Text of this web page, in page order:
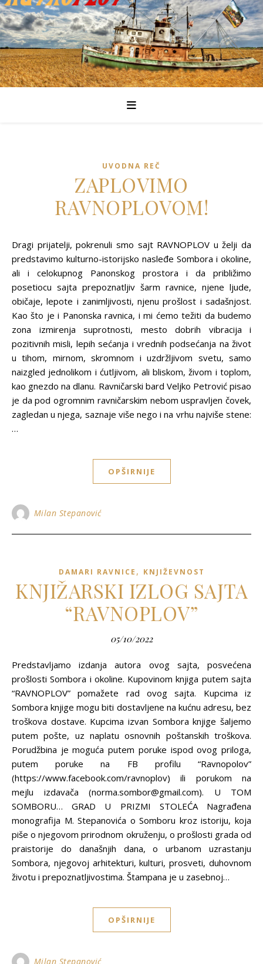
UVODNA REČ
ZAPLOVIMO
RAVNOPLOVOM!
Dragi prijatelji, pokrenuli smo sajt RAVNOPLOV u želji da
predstavimo kulturno-istorijsko nasleđe Sombora i okoline,
ali i celokupnog Panonskog prostora i da približimo
posetiocu sajta prepoznatljiv šarm ravnice, njene ljude,
običaje, lepote i zanimljivosti, njenu prošlost i sadašnjost.
Kao što je i Panonska ravnica, i mi ćemo težiti da budemo
zona izmirenja suprotnosti, mesto dobrih vibracija i
pozitivnih misli, lepih sećanja i vrednih podsećanja na život
u tihom, mirnom, skromnom i uzdržljivom svetu, samo
naizgled jednolikom i ćutljivom, ali bliskom, živom i toplom,
kao gnezdo na dlanu. Ravničarski bard Veljko Petrović pisao
je da pod ogromnim ravničarskim nebom uspravljen čovek,
zagledan u njega, saznaje više nego i na vrhu najviše stene:
…
OPŠIRNIJE
Milan Stepanović
DAMARI RAVNICE , KNJIŽEVNOST
KNJIŽARSKI IZLOG SAJTA
“RAVNOPLOV”
05/10/2022
Predstavljamo izdanja autora ovog sajta, posvećena
prošlosti Sombora i okoline. Kupovinom knjiga putem sajta
“RAVNOPLOV” pomažete rad ovog sajta. Kupcima iz
Sombora knjige mogu biti dostavljene na kućnu adresu, bez
troškova dostave. Kupcima izvan Sombora knjige šaljemo
putem pošte, uz naplatu osnovnih poštanskih troškova.
Porudžbina je moguća putem poruke ispod ovog priloga,
putem poruke na FB profilu “Ravnopolov”
(https://www.facebook.com/ravnoplov) ili porukom na
mejlu izdavača (norma.sombor@gmail.com). U TOM
SOMBORU… GRAD U PRIZMI STOLEĆA Nagrađena
monografija M. Stepanovića o Somboru kroz istoriju, koja
piše o njegovom prirodnom okruženju, o prošlosti grada od
praistorije do današnjih dana, o urbanom uzrastanju
Sombora, njegovoj arhitekturi, kulturi, prosveti, duhovnom
životu i prepoznatljivostima. Štampana je u zasebnoj…
OPŠIRNIJE
Milan Stepanović